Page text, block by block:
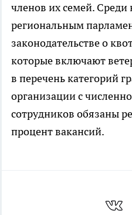
членов их семей.
региональным
законодательстве о
которые включают
в перечень категорий
организации с
сотрудников обязаны
процент вакансий.